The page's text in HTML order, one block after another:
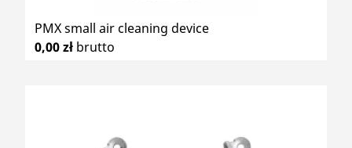
PMX small air cleaning device
0,00 zł brutto